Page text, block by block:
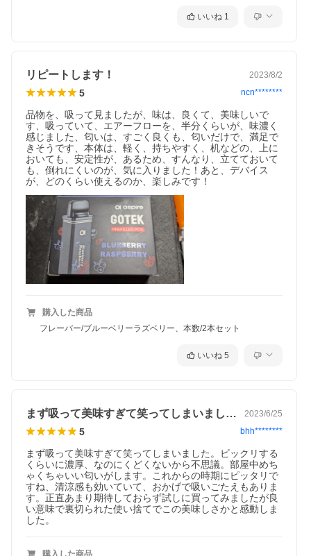
いいね 1
リピートします！ 2023/8/2
5 ncn********
品物を、吸って見ましたが、味は、良くて、美味しいで
す、吸っていて、エアーフローを、半分くらいが、味濃く
感じました、匂いは、すごく良くも、匂いだけで、満足で
きそうです、本体は、軽く、持ちやすく、机などの、上に
おいても、安定性が、あるため、すんなり、立てておいて
も、倒れにくいのが、気に入りました！あと、デバイス
が、どのくらい使えるのか、楽しみです！
購入した商品
フレーバー/ブルーベリーラズベリー、本数/2本セット
いいね 5
まず吸って美味すぎて笑ってしまいました… 2023/6/25
5 bhh********
まず吸って美味すぎて笑ってしまいました。ビックリする
くらいに濃厚、なのにくどくないから不思議。部屋中めち
ゃくちゃいい匂いがします。これからの時期にピッタリで
すね、清涼感も効いていて、おかげで吸いごたえもありま
す。正直あまり期待しておらず試しに買ってみましたが良
い意味で裏切られた使い捨てでこの美味しさかと感動しま
した。